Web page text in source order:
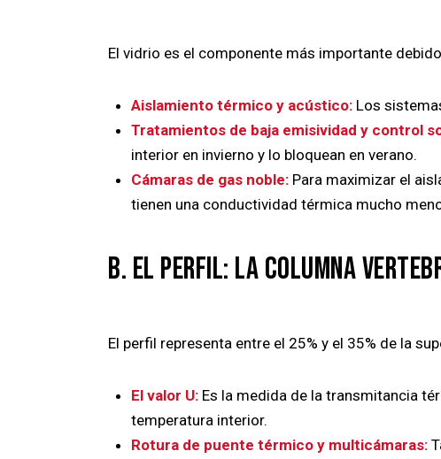
El vidrio es el componente más importante
Aislamiento térmico y acústico:Los
Tratamientos de baja emisividad y control
interior en invierno y lo bloquean en verano.
Cámaras de gas noble:Para maximizar el
tienen una conductividad térmica mucho
B. EL PERFIL: LA COLUMNA
El perfil representa entre el 25% y el 35% de la
El valor U:Es la medida de la transmitancia
temperatura interior.
Rotura de puente térmico y multicámaras: